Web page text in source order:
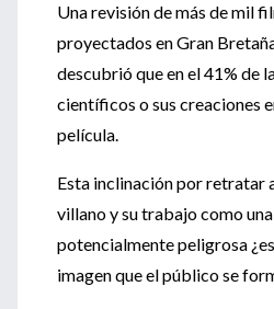
Una revisión de más de mil
proyectados en Gran
descubrió que en el 41% de
científicos o sus creaciones
película.
Esta inclinación por retratar
villano y su trabajo como
potencialmente peligrosa
imagen que el público se